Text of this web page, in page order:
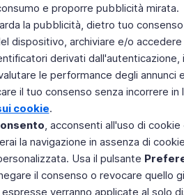
e proporre pubblicità mirata.
la pubblicità, dietro tuo
dispositivo, archiviare e/o
derivati
le performance degli
il tuo consenso senza incorrere
cookie.
, acconsenti all'uso di
la navigazione in assenza di
Usa il pulsante
il consenso o revocare quello
verranno applicate al solo